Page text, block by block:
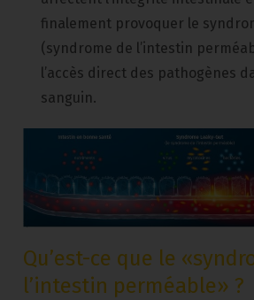
finalement provoquer le
(syndrome de l’intestin
l’accès direct des pathogènes
sanguin.
Qu’est-ce que le
l’intestin perméable» ?